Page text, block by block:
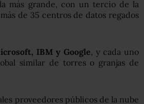
más grande, con un tercio de la
de 35 centros de datos regados
IBMy Google , y cada uno
similar de torres o granjas de
proveedores públicos de la nube